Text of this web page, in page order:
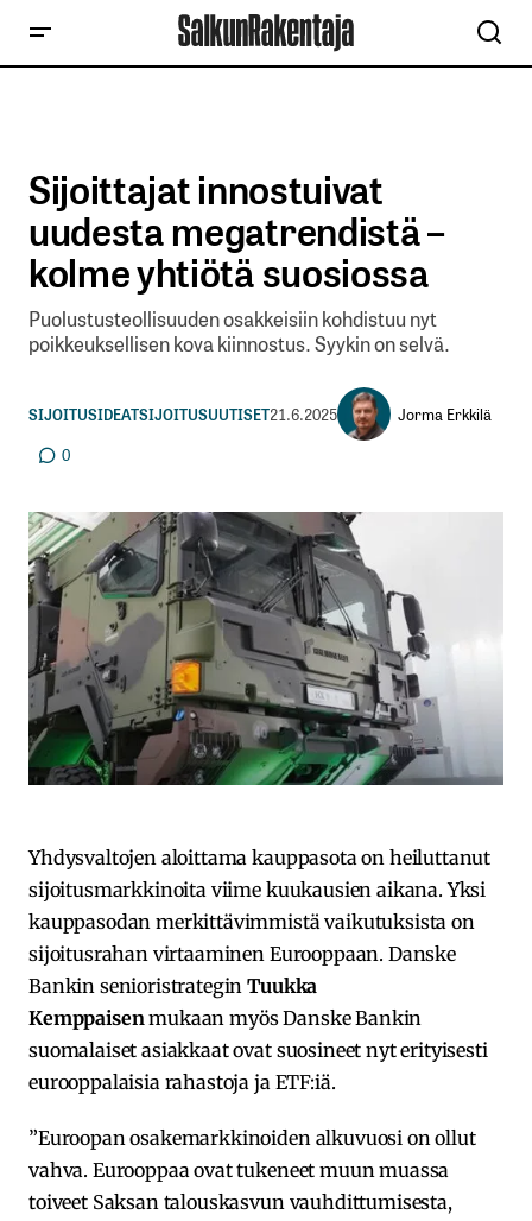
Sijoittajat innostuivat
uudesta megatrendistä –
kolme yhtiötä suosiossa
Puolustusteollisuuden osakkeisiin kohdistuu nyt
poikkeuksellisen kova kiinnostus. Syykin on selvä.
SIJOITUSIDEATSIJOITUSUUTISET21.6.2025
Jorma Erkkilä
0
Yhdysvaltojen aloittama kauppasota on heiluttanut
sijoitusmarkkinoita viime kuukausien aikana. Yksi
kauppasodan merkittävimmistä vaikutuksista on
sijoitusrahan virtaaminen Eurooppaan. Danske
Bankin senioristrateginTuukka
Kemppaisenmukaan myös Danske Bankin
suomalaiset asiakkaat ovat suosineet nyt erityisesti
eurooppalaisia rahastoja ja ETF:iä.
”Euroopan osakemarkkinoiden alkuvuosi on ollut
vahva. Eurooppaa ovat tukeneet muun muassa
toiveet Saksan talouskasvun vauhdittumisesta,